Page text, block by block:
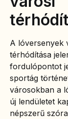
A lóversenyek
térhódítása
fordulópontot
sportág
városokban a
új lendületet
népszerű